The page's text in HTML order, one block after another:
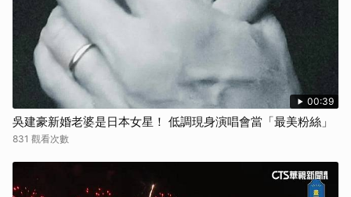
00:39
吳建豪新婚老婆是日本女星！ 低調現身演唱會當「最美粉絲」
831 觀看次數